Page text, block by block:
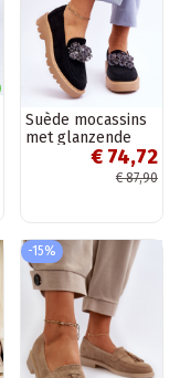
Suède mocassins
met glanzende
oogjes in de kleur
zwart Demeris
€ 74,72
€ 87,90
-15%